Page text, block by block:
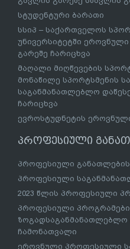
სტუდენტური ბარათი
სსიპ – საქართველოს
უნივერსიტეტში
გარეშე ჩარიცხვა
მაღალი მიღწევების
მონაწილე სპორტსმენის
საგანმანათლებლო
ჩარიცხვა
ევროსტუდნეტის
პროფესიული
პროფესიული განათლების
პროფესიული
2023 წლის პროფესიული
პროფესიული
ზოგადსაგანმანათლებლო
ჩამონათვალი
ეროვნული პროფესიული